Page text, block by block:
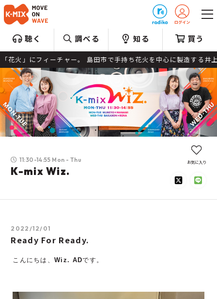
聴く 調べる 知る 買う
ャー。 島田市で手持ち花火を中心に製造する井上玩具煙火株式
11:30-14:55 Mon - Thu
K-mix Wiz.
お気に入り
2022/12/01
Ready For Ready.
こんにちは、Wiz. ADです。